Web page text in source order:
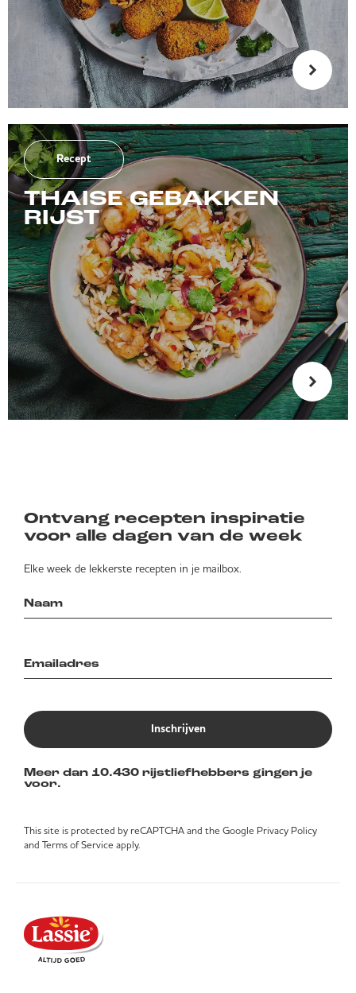
Recept
THAISE GEBAKKEN
RIJST
Ontvang recepten inspiratie
voor alle dagen van de week
Elke week de lekkerste recepten in je mailbox.
Inschrijven
Meer dan 10.430 rijstliefhebbers gingen je
voor.
This site is protected by reCAPTCHA and the Google Privacy Policy
and Terms of Service apply.